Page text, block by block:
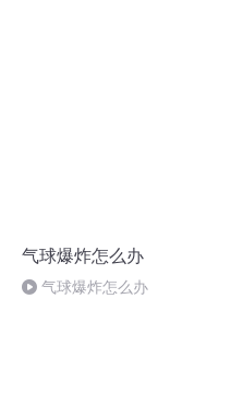
气球爆炸怎么办
气球爆炸怎么办